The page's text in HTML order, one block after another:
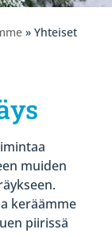
» Yhteiset
muiden
keräämme
piirissä